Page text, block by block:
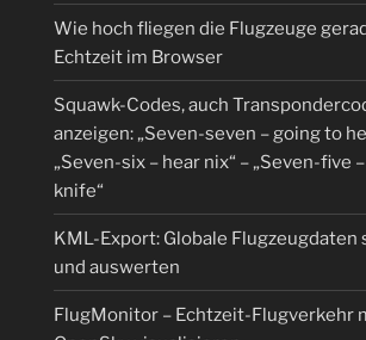
Wie hoch fliegen die Flugzeuge
Echtzeit im Browser
Squawk-Codes, auch
anzeigen: „Seven-seven – going to
„Seven-six – hear nix“ – „Seven-five
knife“
KML-Export: Globale Flugzeugdaten
und auswerten
FlugMonitor – Echtzeit-Flugverkehr